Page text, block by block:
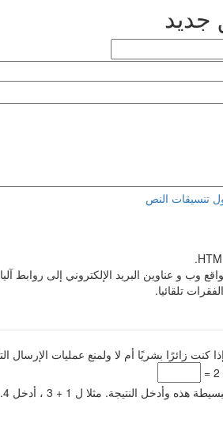
جديد
تنسيقات النص
وب و عناوين البريد الإلكتروني إلى روابط
تلقائيا.
كنت زائرًا بشريًا أم لا ولمنع عمليات الإرسال
وأدخل النتيجة. مثلا ل 1 + 3 ، أدخل 4.